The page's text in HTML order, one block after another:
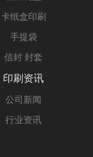
卡纸盒印刷
手提袋
信封 封套
印刷资讯
公司新闻
行业资讯